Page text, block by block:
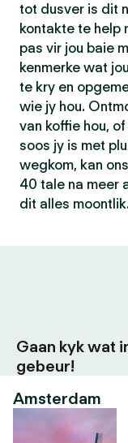
tot dusver is dit
kontakte te help
pas vir jou baie
kenmerke wat
te kry en
wie jy hou.
van koffie hou,
soos jy is met
wegkom, kan
40 tale na meer
dit alles
Gaan kyk wat
gebeur!
Amsterdam